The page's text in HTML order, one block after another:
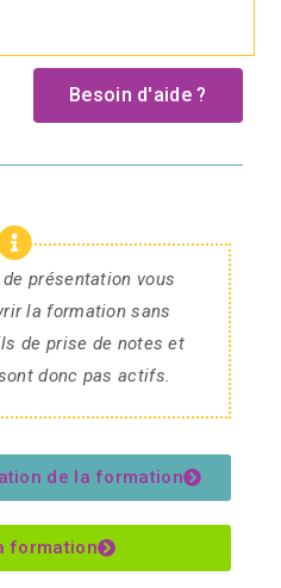
Besoin d'aide ?
présentation vous
la formation sans
de prise de notes et
donc pas actifs.
de la formation
formation